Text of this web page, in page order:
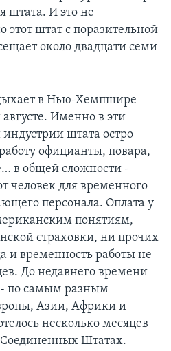
штата. И это не
этот штат с поразительной
около двадцати семи
в Нью-Хемпшире
Именно в эти
штата остро
официанты, повара,
в общей сложности -
человек для временного
персонала. Оплата у
понятиям,
страховки, ни прочих
и временность работы не
До недавнего времени
по самым разным
Азии, Африки и
несколько месяцев
Соединенных Штатах.